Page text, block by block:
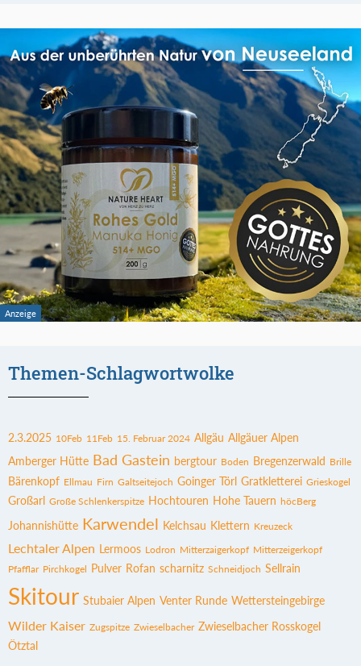
Themen-Schlagwortwolke
2.3.2025 10Feb 11Feb 15. Februar 2024 Allgäu Allgäuer Alpen
Amberger Hütte Bad Gastein bergtour Boden Bregenzerwald Brille
Bärenkopf Ellmau Firn Galtseitejoch Goinger Törl Gratkletterei Grieskogel
Großarl Große Schlenkerspitze Hochtouren Hohe Tauern höcBerg
Johannishütte Karwendel Kelchsau Klettern Kreuzeck
Lechtaler Alpen Lermoos Lodron Mitterzaigerkopf Mitterzeigerkopf
Pfafflar Pirchkogel Pulver Rofan scharnitz Schneidjoch Sellrain
Skitour Stubaier Alpen Venter Runde Wettersteingebirge
Wilder Kaiser Zugspitze Zwieselbacher Zwieselbacher Rosskogel
Ötztal